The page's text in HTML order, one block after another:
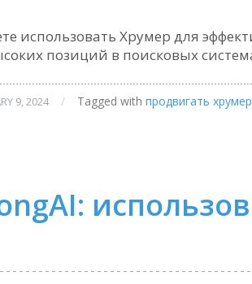
использовать Хрумер для
позиций в поисковых
9, 2024 / Tagged with продвигать